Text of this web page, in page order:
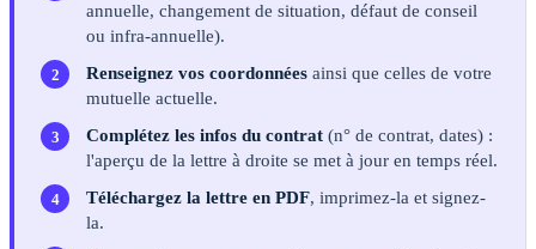
annuelle, changement de situation, défaut de conseil
ou infra-annuelle).
Renseignez vos coordonnées ainsi que celles de votre
mutuelle actuelle.
Complétez les infos du contrat (n° de contrat, dates) :
l'aperçu de la lettre à droite se met à jour en temps réel.
Téléchargez la lettre en PDF, imprimez-la et signez-
la.